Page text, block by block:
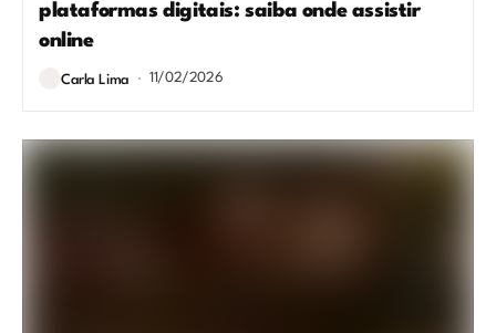
plataformas digitais: saiba onde assistir
online
Carla Lima 11/02/2026